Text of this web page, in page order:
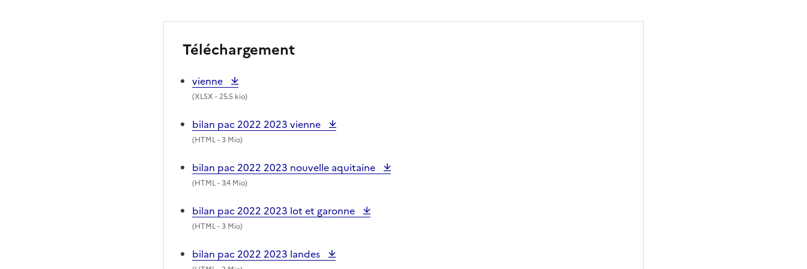
Téléchargement
vienne
(XLSX - 25.5 kio)
bilan pac 2022 2023 vienne
(HTML- 3 Mio)
bilan pac 2022 2023 nouvelle aquitaine
(HTML- 3.4 Mio)
bilan pac 2022 2023 lot et garonne
(HTML- 3 Mio)
bilan pac 2022 2023 landes